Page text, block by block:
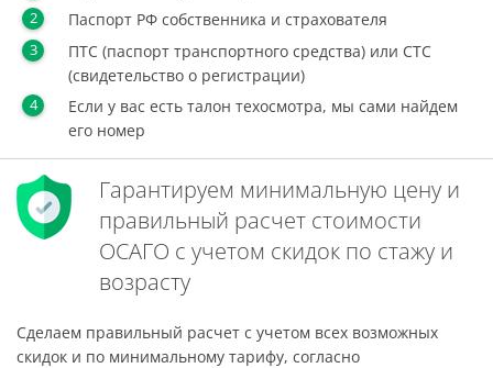
Паспорт РФ собственника и страхователя
ПТС (паспорт транспортного средства) или СТС
(свидетельство о регистрации)
Если у вас есть талон техосмотра, мы сами найдем
его номер
Гарантируем минимальную цену и
правильный расчет стоимости
ОСАГО с учетом скидок по стажу и
возрасту
Сделаем правильный расчет с учетом всех возможных
скидок и по минимальному тарифу, согласно